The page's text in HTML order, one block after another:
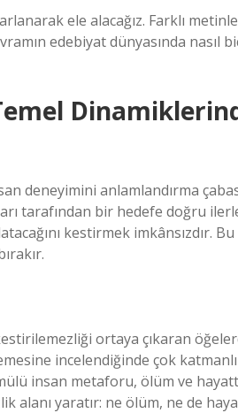
ele alacağız. Farklı
edebiyat dünyasında nasıl
deneyimini anlamlandırma
tarafından bir hedefe doğru
kestirmek imkânsızdır.
ortaya çıkaran
incelendiğinde çok katmanlı
insan metaforu, ölüm ve
yaratır: ne ölüm, ne de